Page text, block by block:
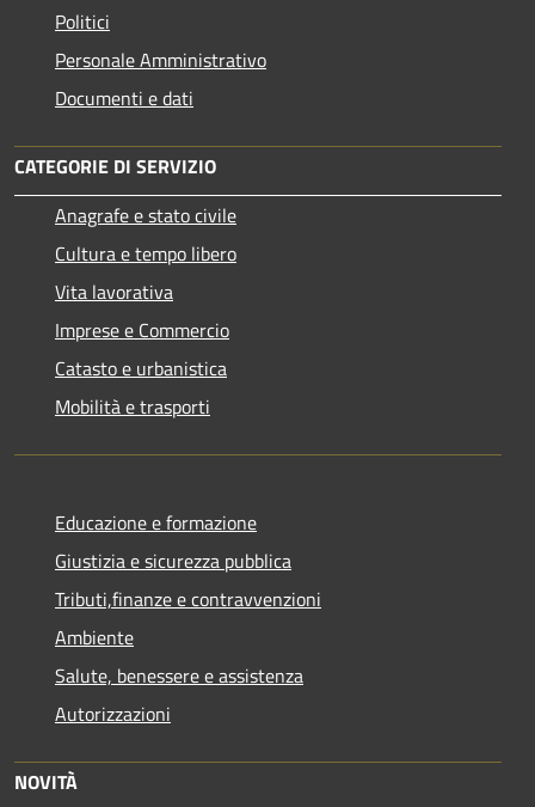
Politici
Personale Amministrativo
Documenti e dati
CATEGORIE DI SERVIZIO
Anagrafe e stato civile
Cultura e tempo libero
Vita lavorativa
Imprese e Commercio
Catasto e urbanistica
Mobilità e trasporti
Educazione e formazione
Giustizia e sicurezza pubblica
Tributi,finanze e contravvenzioni
Ambiente
Salute, benessere e assistenza
Autorizzazioni
NOVITÀ